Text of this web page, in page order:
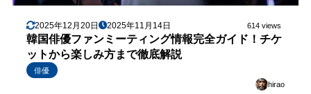
2025年12月20日 2025年11月14日 614 views
韓国俳優ファンミーティング情報完全ガイド！チケ
ットから楽しみ方まで徹底解説
俳優
hirao